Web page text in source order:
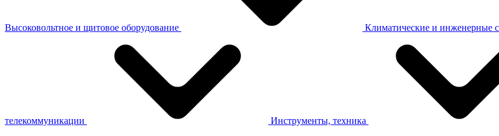
Высоковольтное и щитовое оборудование Климатические и инженерные
телекоммуникации Инструменты, техника
Хотите лучшие условия на
закупку кабеля и